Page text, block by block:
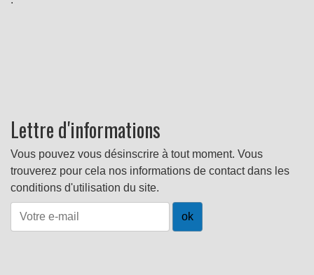
Lettre d'informations
Vous pouvez vous désinscrire à tout moment. Vous
trouverez pour cela nos informations de contact dans les
conditions d'utilisation du site.